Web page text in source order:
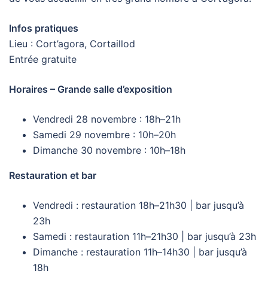
Infos pratiques
Lieu : Cort’agora, Cortaillod
Entrée gratuite
Horaires – Grande salle d’exposition
Vendredi 28 novembre : 18h–21h
Samedi 29 novembre : 10h–20h
Dimanche 30 novembre : 10h–18h
Restauration et bar
Vendredi : restauration 18h–21h30 | bar jusqu’à
23h
Samedi : restauration 11h–21h30 | bar jusqu’à 23h
Dimanche : restauration 11h–14h30 | bar jusqu’à
18h